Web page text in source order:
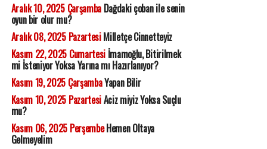
Aralık 10, 2025 ÇarşambaDağdaki çoban ile senin
oyun bir olur mu?
Aralık 08, 2025 PazartesiMilletçe Cinnetteyiz
Kasım 22, 2025 Cumartesiİmamoğlu, Bitirilmek
mi İsteniyor Yoksa Yarına mı Hazırlanıyor?
Kasım 19, 2025 ÇarşambaYapan Bilir
Kasım 10, 2025 PazartesiAciz miyiz Yoksa Suçlu
mu?
Kasım 06, 2025 PerşembeHemen Oltaya
Gelmeyelim